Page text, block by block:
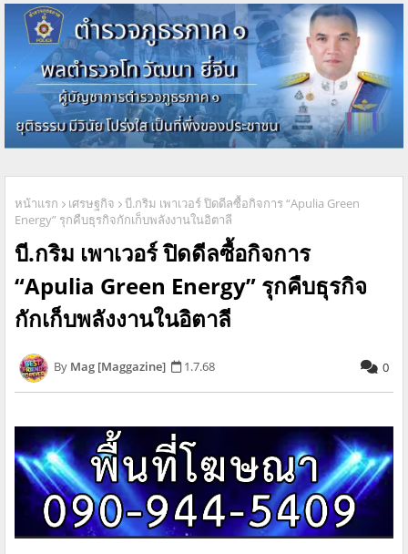
หน้าแรก เศรษฐกิจ
บี.กริม เพาเวอร์ ปิดดีลซื้อกิจการ “Apulia Green
Energy” รุกคืบธุรกิจกักเก็บพลังงานในอิตาลี
บี.กริม เพาเวอร์ ปิดดีลซื้อกิจการ
“Apulia Green Energy” รุกคืบธุรกิจ
กักเก็บพลังงานในอิตาลี
Mag [Maggazine] 1.7.68 0